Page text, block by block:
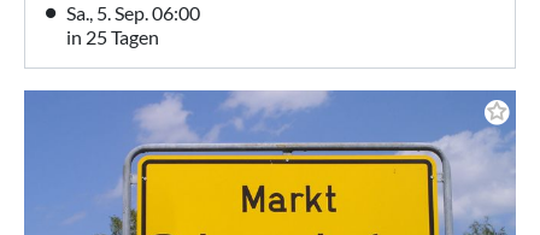
Sa., 5. Sep. 06:00
in 25 Tagen